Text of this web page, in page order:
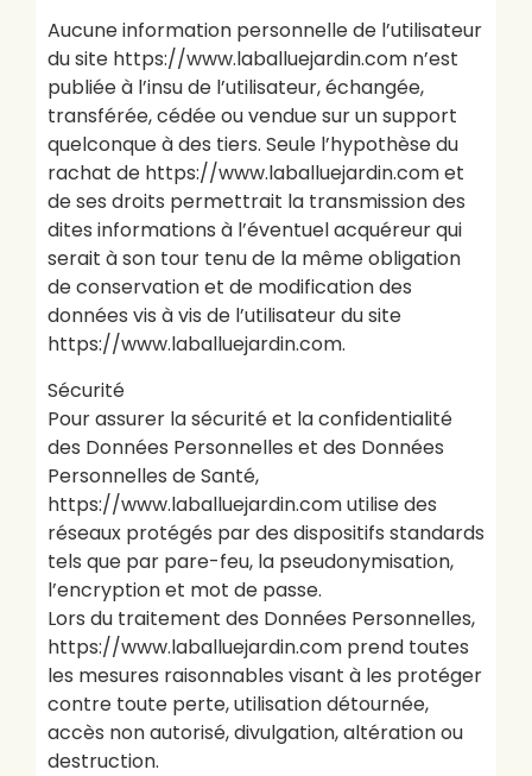
Aucune information personnelle de l’utilisateur
du site https://www.laballuejardin.com n’est
publiée à l’insu de l’utilisateur, échangée,
transférée, cédée ou vendue sur un support
quelconque à des tiers. Seule l’hypothèse du
rachat de https://www.laballuejardin.com et
de ses droits permettrait la transmission des
dites informations à l’éventuel acquéreur qui
serait à son tour tenu de la même obligation
de conservation et de modification des
données vis à vis de l’utilisateur du site
https://www.laballuejardin.com.
Sécurité
Pour assurer la sécurité et la confidentialité
des Données Personnelles et des Données
Personnelles de Santé,
https://www.laballuejardin.com utilise des
réseaux protégés par des dispositifs standards
tels que par pare-feu, la pseudonymisation,
l’encryption et mot de passe.
Lors du traitement des Données Personnelles,
https://www.laballuejardin.com prend toutes
les mesures raisonnables visant à les protéger
contre toute perte, utilisation détournée,
accès non autorisé, divulgation, altération ou
destruction.